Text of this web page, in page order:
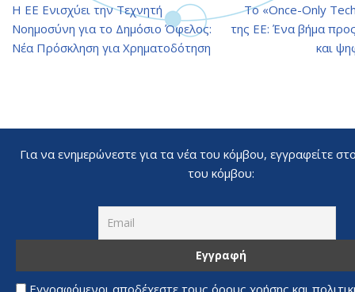
Η ΕΕ Ενισχύει την Τεχνητή
Νοημοσύνη για το Δημόσιο Όφελος:
Νέα Πρόσκληση για Χρηματοδότηση
Το «Once-Only
της ΕΕ: Ένα βήμα
και
Για να ενημερώνεστε για τα νέα του κόμβου, εγγραφείτε
του κόμβου:
Εγγραφόμενοι αποδέχεστε τους όρους χρήσης και